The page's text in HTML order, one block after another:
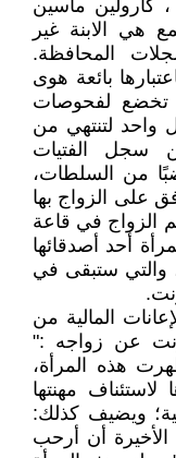
البلدة ، كارولين ماسين
هي الابنة غير
المحافظة.
بائعة هوى
تخضع لفحوصات
واحد لتنتهي من
سجل الفتيات
من السلطات،
على الزواج بها
الزواج في قاعة
أحد أصدقائها
والتي ستبقى في
المالية من
عن زواجه :"
هذه المرأة،
مهنتها
ويضيف كذلك:
أن أرحب